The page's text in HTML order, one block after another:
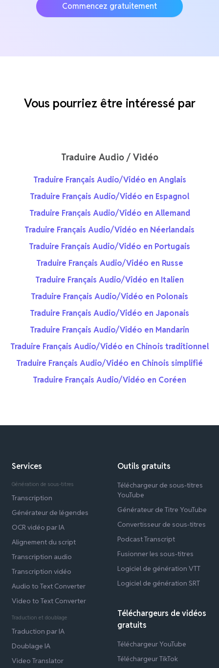
Commencez gratuitement
Vous pourriez être intéressé par
Traduire Audio / Vidéo
Traduire Français Audio/Vidéo en Anglais
Traduire Français Audio/Vidéo en Espagnol
Traduire Français Audio/Vidéo en Allemand
Traduire Français Audio/Vidéo en Néerlandais
Traduire Français Audio/Vidéo en Portugais
Traduire Français Audio/Vidéo en Russe
Traduire Français Audio/Vidéo en Italien
Traduire Français Audio/Vidéo en Polonais
Traduire Français Audio/Vidéo en Japonais
Traduire Français Audio/Vidéo en Mandarin
Traduire Français Audio/Vidéo en Chinois traditionnel
Traduire Français Audio/Vidéo en Chinois simplifié
Traduire Français Audio/Vidéo en Coréen
Services
Génération de sous-titres
Transcription
Générateur de légendes
OCR vidéo par IA
Alignement du script
Transcription audio
Transcription vidéo
Audio to Text Converter
Video to Text Converter
Traduction et doublage
Traduction par IA
Doublage IA
Video Translator
Outils gratuits
Téléchargeur de sous-titres
YouTube
Générateur de Titre YouTube
Convertisseur de sous-titres
Podcast Transcript
Fusionner les sous-titres
Logiciel de génération VTT
Logiciel de génération SRT
Téléchargeurs de vidéos
gratuits
Téléchargeur YouTube
Téléchargeur TikTok